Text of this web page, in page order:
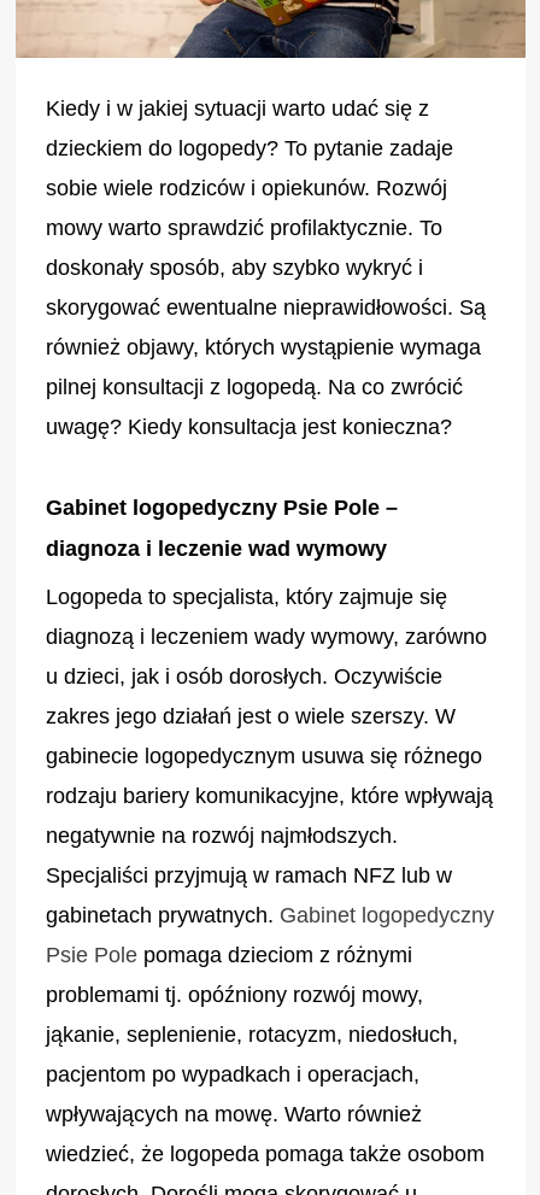
Kiedy i w jakiej sytuacji warto udać się z
dzieckiem do logopedy? To pytanie zadaje
sobie wiele rodziców i opiekunów. Rozwój
mowy warto sprawdzić profilaktycznie. To
doskonały sposób, aby szybko wykryć i
skorygować ewentualne nieprawidłowości. Są
również objawy, których wystąpienie wymaga
pilnej konsultacji z logopedą. Na co zwrócić
uwagę? Kiedy konsultacja jest konieczna?
Gabinet logopedyczny Psie Pole –
diagnoza i leczenie wad wymowy
Logopeda to specjalista, który zajmuje się
diagnozą i leczeniem wady wymowy, zarówno
u dzieci, jak i osób dorosłych. Oczywiście
zakres jego działań jest o wiele szerszy. W
gabinecie logopedycznym usuwa się różnego
rodzaju bariery komunikacyjne, które wpływają
negatywnie na rozwój najmłodszych.
Specjaliści przyjmują w ramach NFZ lub w
gabinetach prywatnych. Gabinet logopedyczny
Psie Polepomaga dzieciom z różnymi
problemami tj. opóźniony rozwój mowy,
jąkanie, seplenienie, rotacyzm, niedosłuch,
pacjentom po wypadkach i operacjach,
wpływających na mowę. Warto również
wiedzieć, że logopeda pomaga także osobom